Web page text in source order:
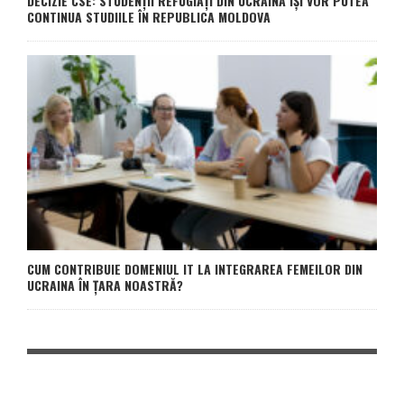
CONTINUA STUDIILE ÎN REPUBLICA MOLDOVA
CUM CONTRIBUIE DOMENIUL IT LA INTEGRAREA FEMEILOR DIN
UCRAINA ÎN ȚARA NOASTRĂ?